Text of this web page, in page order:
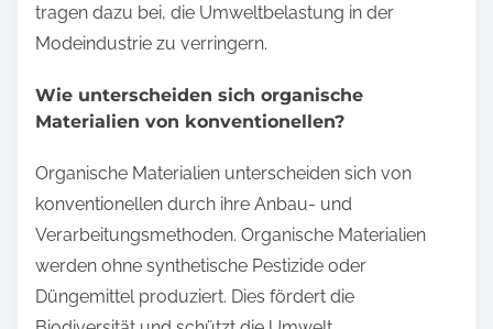
tragen dazu bei, die Umweltbelastung in der
Modeindustrie zu verringern.
Wie unterscheiden sich organische
Materialien von konventionellen?
Organische Materialien unterscheiden sich von
konventionellen durch ihre Anbau- und
Verarbeitungsmethoden. Organische Materialien
werden ohne synthetische Pestizide oder
Düngemittel produziert. Dies fördert die